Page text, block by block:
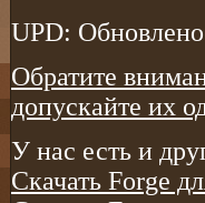
UPD:
Обратите
допускайте их
У нас есть и
Скачать Forge